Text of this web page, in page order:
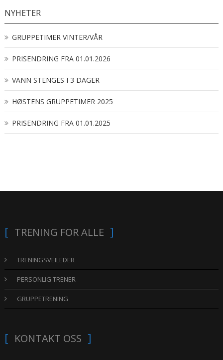
NYHETER
GRUPPETIMER VINTER/VÅR
PRISENDRING FRA 01.01.2026
VANN STENGES I 3 DAGER
HØSTENS GRUPPETIMER 2025
PRISENDRING FRA 01.01.2025
TRENING FOR ALLE
TRENINGSVEILEDER
PERSONLIG TRENER
GRUPPETRENING
KONTAKT OSS